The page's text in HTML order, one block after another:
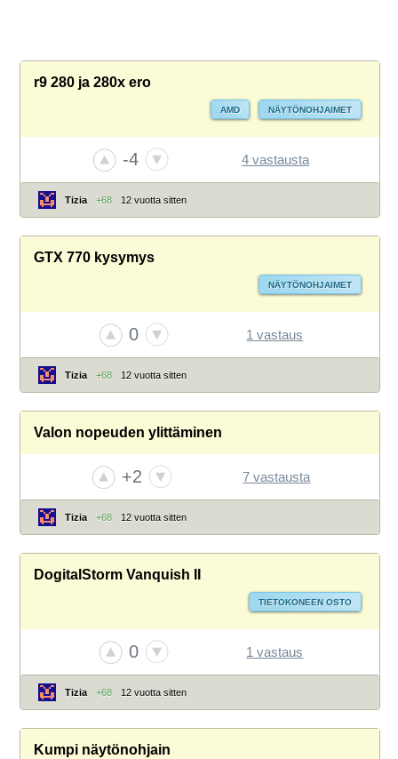
r9 280 ja 280x ero
AMD NÄYTÖNOHJAIMET
-4 4 vastausta
Tizia +68 12 vuotta sitten
GTX 770 kysymys
NÄYTÖNOHJAIMET
0 1 vastaus
Tizia +68 12 vuotta sitten
Valon nopeuden ylittäminen
+2 7 vastausta
Tizia +68 12 vuotta sitten
DogitalStorm Vanquish II
TIETOKONEEN OSTO
0 1 vastaus
Tizia +68 12 vuotta sitten
Kumpi näytönohjain